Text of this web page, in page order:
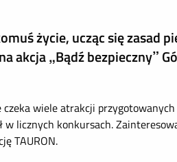
życie, ucząc się zasad
akcja „Bądź bezpieczny”
wiele atrakcji
w licznych konkursach.
TAURON.